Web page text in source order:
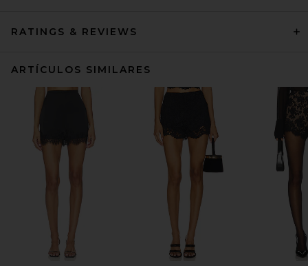
RATINGS & REVIEWS
ARTÍCULOS SIMILARES